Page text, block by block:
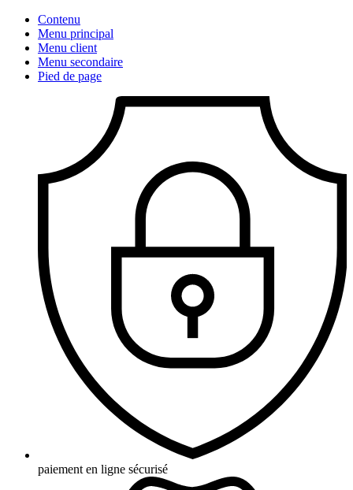
Contenu
Menu principal
Menu client
Menu secondaire
Pied de page
paiement en ligne sécurisé